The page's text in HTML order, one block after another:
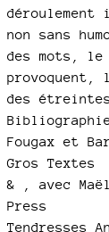
déroulement
non sans
des mots,
provoquent,
des étreintes
Fougax et
Gros Textes
& , avec
Press
Tendresses